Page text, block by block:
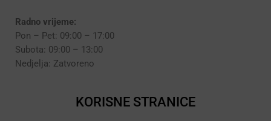
Radno vrijeme:
Pon – Pet: 09:00 – 17:00
Subota: 09:00 – 13:00
Nedjelja: Zatvoreno
KORISNE STRANICE